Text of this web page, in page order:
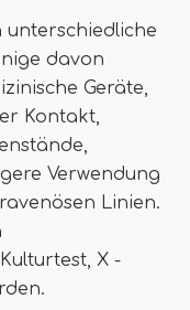
unterschiedliche
davon
Geräte,
Kontakt,
Verwendung
Linien.
X -